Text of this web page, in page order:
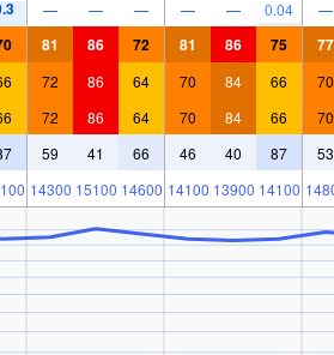
— — — — — 0.04 —
81 86 72 81 86 75 77
72 86 64 70 84 66 70
72 86 64 70 84 66 70
59 41 66 46 40 87 53
14300 15100 14600 14100 13900 14100